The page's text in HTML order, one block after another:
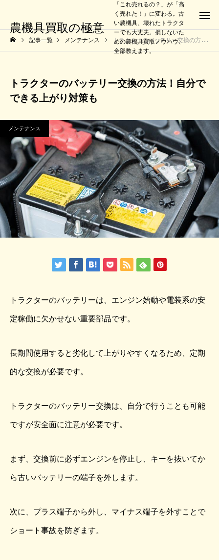
農機具買取の極意
「これ売れるの？」が「高
く売れた！」に変わる。古
い農機具、壊れたトラクタ
ーでも大丈夫。損しないた
めの農機具買取ノウハウ、
全部教えます。
記事一覧 メンテナンス トラクターのバッテリー交換の方法！自分でできる上がり対策も
トラクターのバッテリー交換の方法！自分で
できる上がり対策も
メンテナンス
トラクターのバッテリーは、エンジン始動や電装系の安
定稼働に欠かせない重要部品です。
長期間使用すると劣化して上がりやすくなるため、定期
的な交換が必要です。
トラクターのバッテリー交換は、自分で行うことも可能
ですが安全面に注意が必要です。
まず、交換前に必ずエンジンを停止し、キーを抜いてか
ら古いバッテリーの端子を外します。
次に、プラス端子から外し、マイナス端子を外すことで
ショート事故を防ぎます。